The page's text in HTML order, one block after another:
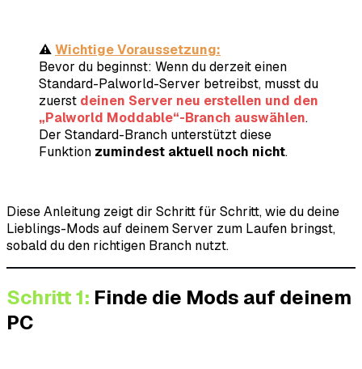
⚠️Wichtige Voraussetzung:
Bevor du beginnst: Wenn du derzeit einen
Standard-Palworld-Server betreibst, musst du
zuerst deinen Server neu erstellen und den
„Palworld Moddable“-Branch auswählen.
Der Standard-Branch unterstützt diese
Funktion zumindest aktuell noch nicht.
Diese Anleitung zeigt dir Schritt für Schritt, wie du deine
Lieblings-Mods auf deinem Server zum Laufen bringst,
sobald du den richtigen Branch nutzt.
Schritt 1: Finde die Mods auf deinem
PC